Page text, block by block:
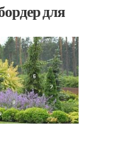
для